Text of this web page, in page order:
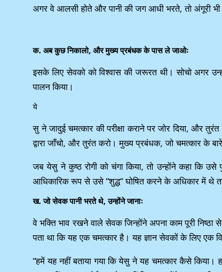
अगर वे आलसी होते और पानी की जग आधी भरते, तो अंगूरी
क. अब कुछ निकालो, और मुख्य प्रबंधक के पास ले जाओः
इसके लिए सेवको को विश्वास की जरूरत थी। सोचो अगर
पालन किया।
ये
सु ने जादुई चमत्कार की परीक्षा कराने पर जोर दिया, और
द्वारा जाँचो, और तुरंत करो। मुख्य प्रबंधक, जो चमत्कार के
जब येसु ने कुष्ठ रोगी को चंगा किया, तो उन्होंने कहा कि उसे
आधिकारिक रूप से उसे “शुद्ध“ घोषित करने के अधिकार में थे
ख. जो सेवक पानी भरते थे, उन्होंने जानाः
वे भक्ति भाव रखने वाले सेवक जिन्होंने अपना काम पूरी
पता था कि यह एक चमत्कार है। यह ज्ञान सेवकों के लिए एक
“हमें यह नहीं बताया गया कि येसु ने यह चमत्कार कैसे किया।